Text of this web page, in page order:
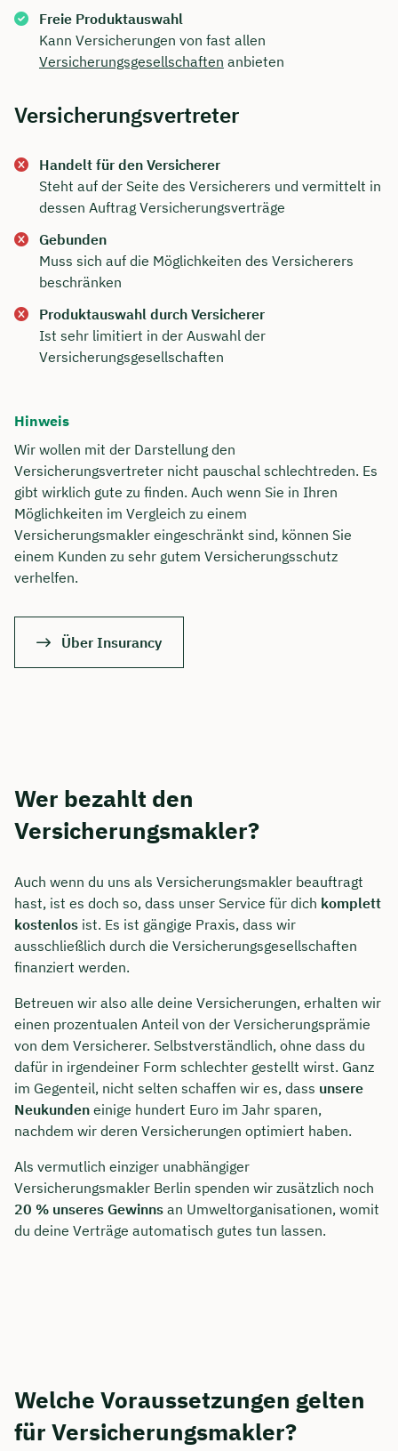
Freie Produktauswahl
Kann Versicherungen von fast allen
Versicherungsgesellschaften anbieten
Versicherungsvertreter
Handelt für den Versicherer
Steht auf der Seite des Versicherers und vermittelt in
dessen Auftrag Versicherungsverträge
Gebunden
Muss sich auf die Möglichkeiten des Versicherers
beschränken
Produktauswahl durch Versicherer
Ist sehr limitiert in der Auswahl der
Versicherungsgesellschaften
Hinweis
Wir wollen mit der Darstellung den
Versicherungsvertreter nicht pauschal schlechtreden. Es
gibt wirklich gute zu finden. Auch wenn Sie in Ihren
Möglichkeiten im Vergleich zu einem
Versicherungsmakler eingeschränkt sind, können Sie
einem Kunden zu sehr gutem Versicherungsschutz
verhelfen.
Über Insurancy
Wer bezahlt den
Versicherungsmakler?
Auch wenn du uns als Versicherungsmakler beauftragt
hast, ist es doch so, dass unser Service für dich komplett
kostenlos ist. Es ist gängige Praxis, dass wir
ausschließlich durch die Versicherungsgesellschaften
finanziert werden.
Betreuen wir also alle deine Versicherungen, erhalten wir
einen prozentualen Anteil von der Versicherungsprämie
von dem Versicherer. Selbstverständlich, ohne dass du
dafür in irgendeiner Form schlechter gestellt wirst. Ganz
im Gegenteil, nicht selten schaffen wir es, dass unsere
Neukunden einige hundert Euro im Jahr sparen,
nachdem wir deren Versicherungen optimiert haben.
Als vermutlich einziger unabhängiger
Versicherungsmakler Berlin spenden wir zusätzlich noch
20 % unseres Gewinns an Umweltorganisationen, womit
du deine Verträge automatisch gutes tun lassen.
Welche Voraussetzungen gelten
für Versicherungsmakler?
Wir beraten dich Montag bis Freitag von 8 bis